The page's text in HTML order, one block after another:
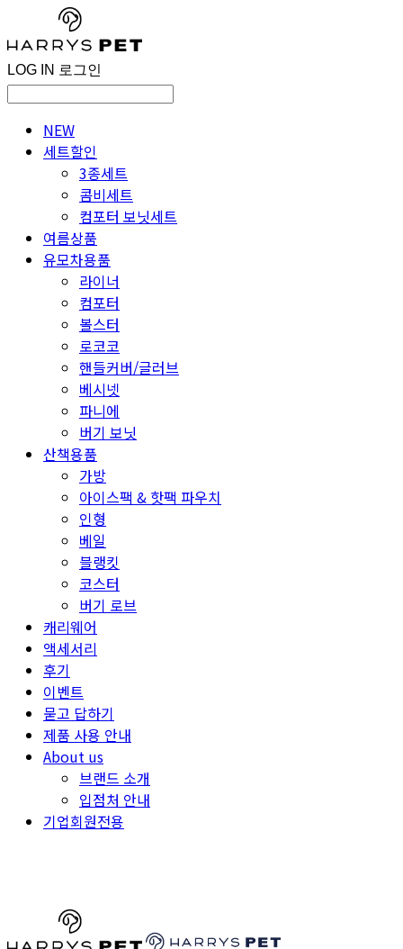
LOG IN 로그인
NEW
세트할인
3종세트
콤비세트
컴포터 보닛세트
여름상품
유모차용품
라이너
컴포터
볼스터
로코코
핸들커버/글러브
베시넷
파니에
버기 보닛
산책용품
가방
아이스팩 & 핫팩 파우치
인형
베일
블랭킷
코스터
버기 로브
캐리웨어
액세서리
후기
이벤트
묻고 답하기
제품 사용 안내
About us
브랜드 소개
입점처 안내
기업회원전용